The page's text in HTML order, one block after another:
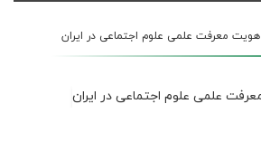
هویت معرفت علمی علوم اجتماعی در ایران